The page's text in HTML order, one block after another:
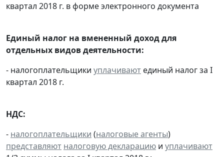
квартал 2018 г. в форме электронного документа
Единый налог на вмененный доход для
отдельных видов деятельности:
- налогоплательщики уплачивают единый налог за I
квартал 2018 г.
НДС:
- налогоплательщики (налоговые агенты)
представляют налоговую декларацию и уплачивают